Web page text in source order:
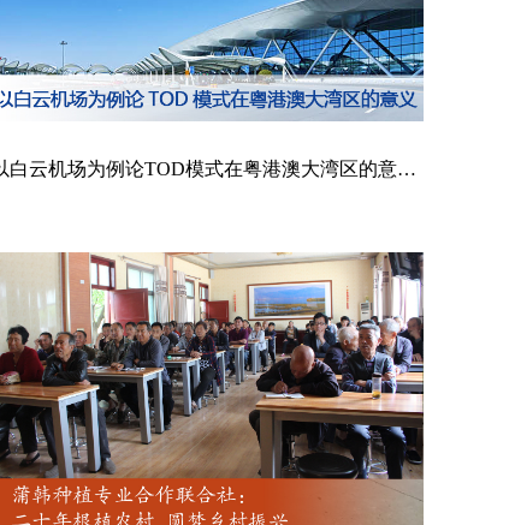
以白云机场为例论TOD模式在粤港澳大湾区的意义——广州白云国际机场二号航站楼及配套设施工程创作实践